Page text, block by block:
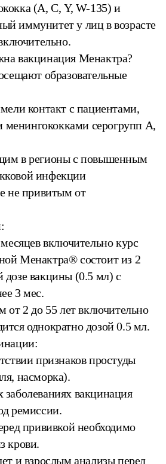
(А, С, Y, W-135) и
иммунитет у лиц в возрасте
вакцинация Менактра?
образовательные
контакт с пациентами,
серогрупп А,
в регионы с повышенным
инфекции
не привитым от
включительно курс
Менактра® состоит из 2
дозе вакцины (0.5 мл) с
3 мес.
от 2 до 55 лет включительно
однократно дозой 0.5 мл.
признаков простуды
насморка).
вакцинация
ремиссии.
прививкой необходимо
крови.
и взрослым анализы перед